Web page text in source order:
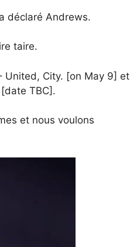
déclaré Andrews.
taire.
United, City. [on May 9] et
TBC].
et nous voulons